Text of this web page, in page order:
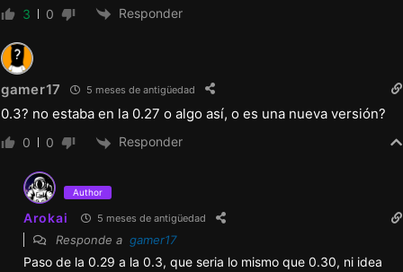
3 0 Responder
gamer17 5 meses de antigüedad
0.3? no estaba en la 0.27 o algo así, o es una nueva versión?
0 0 Responder
Author
Arokai 5 meses de antigüedad
Responde a gamer17
Paso de la 0.29 a la 0.3, que seria lo mismo que 0.30, ni idea